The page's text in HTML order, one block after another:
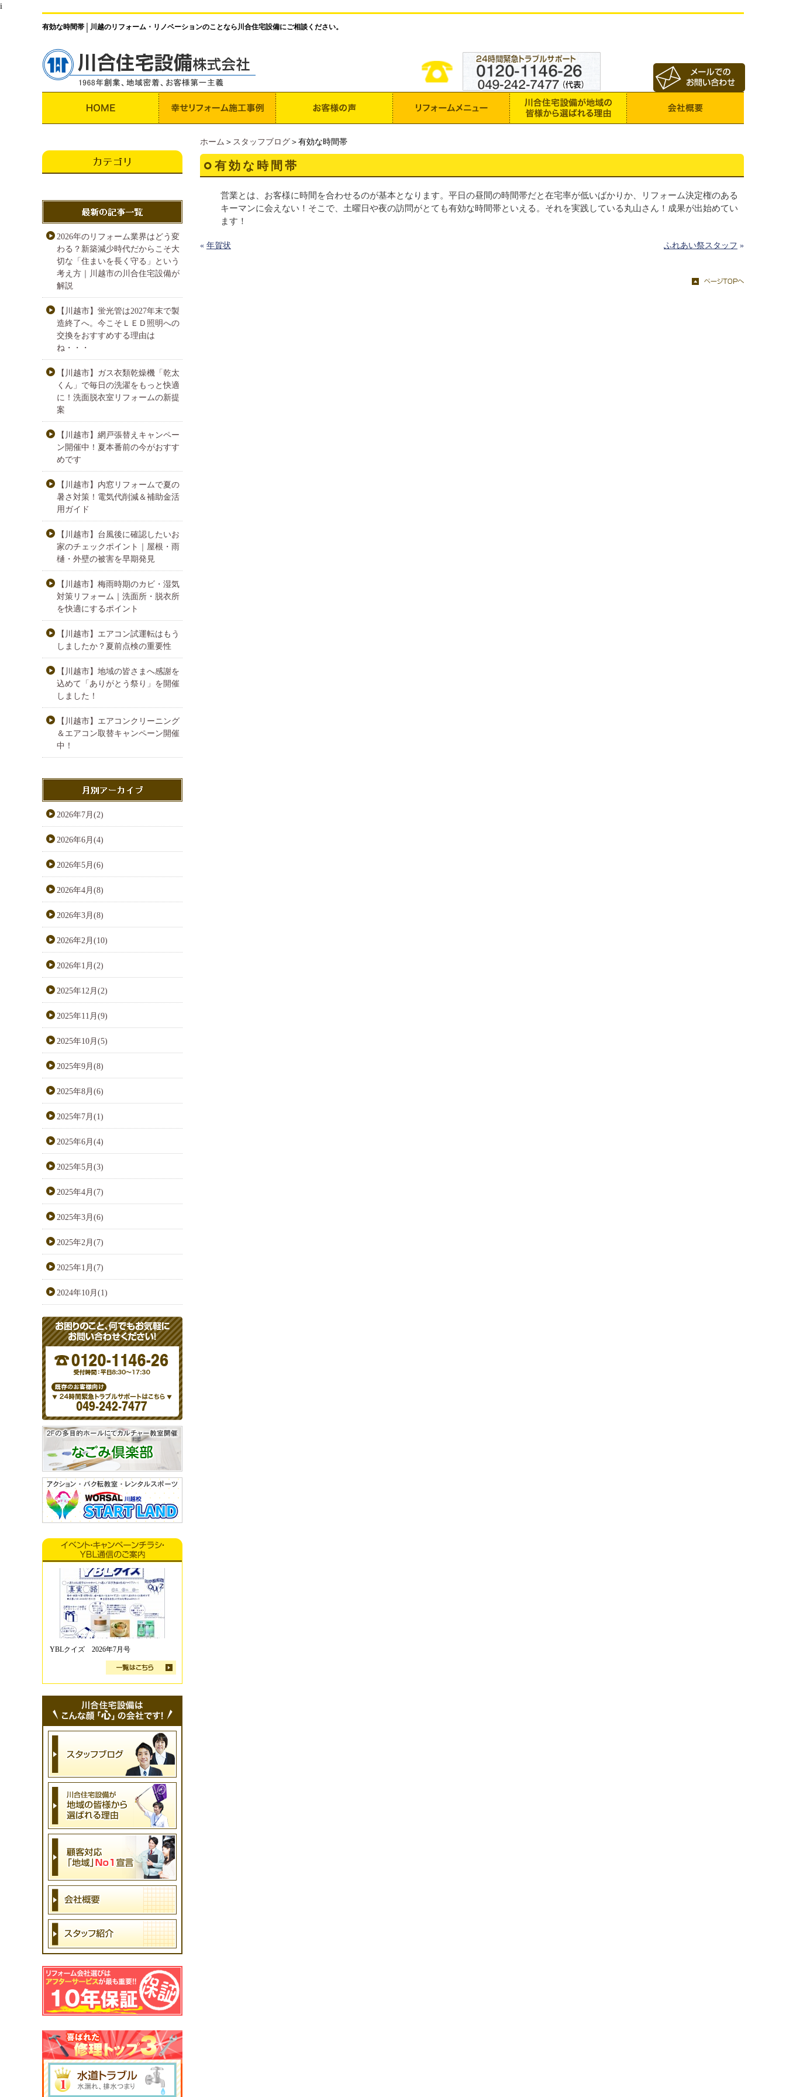
i
有効な時間帯 川越のリフォーム・リノベーションのことなら川合住宅設備にご相談ください。
ホーム ＞ スタッフブログ ＞有効な時間帯
有効な時間帯
営業とは、お客様に時間を合わせるのが基本となります。平日の昼間の時間帯だと在宅率が低いばかりか、リフォーム決定権のある
キーマンに会えない！そこで、土曜日や夜の訪問がとても有効な時間帯といえる。それを実践している丸山さん！成果が出始めてい
ます！
« 年賀状 ふれあい祭スタッフ »
2026年のリフォーム業界はどう変
わる？新築減少時代だからこそ大
切な「住まいを長く守る」という
考え方｜川越市の川合住宅設備が
解説
【川越市】蛍光管は2027年末で製
造終了へ。今こそＬＥＤ照明への
交換をおすすめする理由は
ね・・・
【川越市】ガス衣類乾燥機「乾太
くん」で毎日の洗濯をもっと快適
に！洗面脱衣室リフォームの新提
案
【川越市】網戸張替えキャンペー
ン開催中！夏本番前の今がおすす
めです
【川越市】内窓リフォームで夏の
暑さ対策！電気代削減＆補助金活
用ガイド
【川越市】台風後に確認したいお
家のチェックポイント｜屋根・雨
樋・外壁の被害を早期発見
【川越市】梅雨時期のカビ・湿気
対策リフォーム｜洗面所・脱衣所
を快適にするポイント
【川越市】エアコン試運転はもう
しましたか？夏前点検の重要性
【川越市】地域の皆さまへ感謝を
込めて「ありがとう祭り」を開催
しました！
【川越市】エアコンクリーニング
＆エアコン取替キャンペーン開催
中！
2026年7月(2)
2026年6月(4)
2026年5月(6)
2026年4月(8)
2026年3月(8)
2026年2月(10)
2026年1月(2)
2025年12月(2)
2025年11月(9)
2025年10月(5)
2025年9月(8)
2025年8月(6)
2025年7月(1)
2025年6月(4)
2025年5月(3)
2025年4月(7)
2025年3月(6)
2025年2月(7)
2025年1月(7)
2024年10月(1)
YBLクイズ 2026年7月号